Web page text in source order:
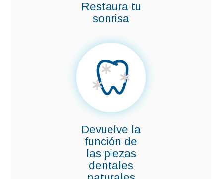
Restaura tu
sonrisa
Devuelve la
función de
las piezas
dentales